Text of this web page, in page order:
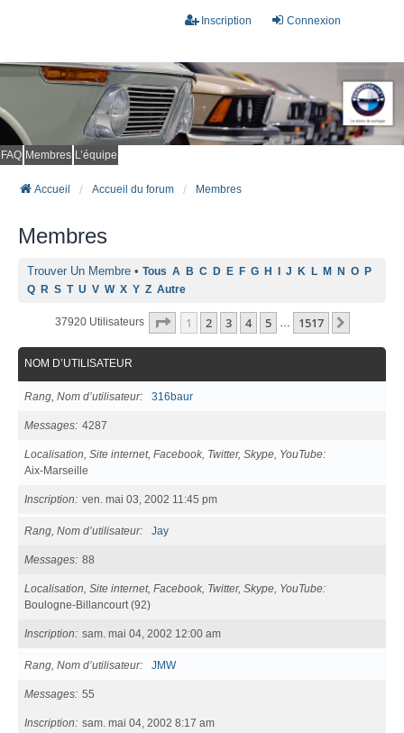
Connexion
Inscription
FAQ Membres L’équipe
Accueil Accueil du forum Membres
Membres
Trouver Un Membre • Tous A B C D E F G H I J K L M N O P
Q R S T U V W X Y Z Autre
37920 Utilisateurs Page 1Sur1517
1 2 3 4 5 … 1517
NOM D’UTILISATEUR
Rang, Nom d’utilisateur 316baur
Messages 4287
Localisation, Site internet, Facebook, Twitter, Skype, YouTube
Aix-Marseille
Inscription ven. mai 03, 2002 11:45 pm
Rang, Nom d’utilisateur Jay
Messages 88
Localisation, Site internet, Facebook, Twitter, Skype, YouTube
Boulogne-Billancourt (92)
Inscription sam. mai 04, 2002 12:00 am
Rang, Nom d’utilisateur JMW
Messages 55
Inscription sam. mai 04, 2002 8:17 am